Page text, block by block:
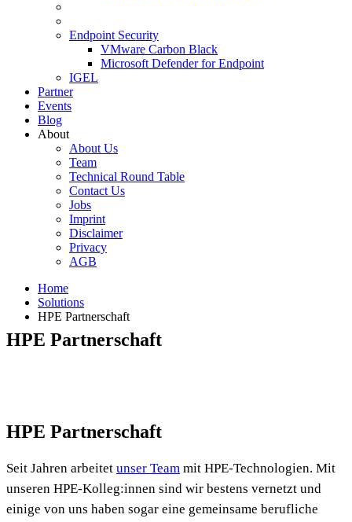
Endpoint Security
VMware Carbon Black
Microsoft Defender for Endpoint
IGEL
Partner
Events
Blog
About
About Us
Team
Technical Round Table
Contact Us
Jobs
Imprint
Disclaimer
Privacy
AGB
Home
Solutions
HPE Partnerschaft
HPE Partnerschaft
HPE Partnerschaft
Seit Jahren arbeitet unser Team mit HPE-Technologien. Mit
unseren HPE-Kolleg:innen sind wir bestens vernetzt und
einige von uns haben sogar eine gemeinsame berufliche